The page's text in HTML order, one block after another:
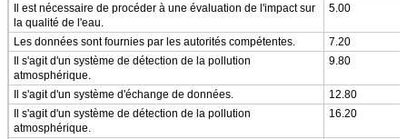
Il est nécessaire de procéder à une évaluation de l'impact sur
la qualité de l'eau.
5.00
Les données sont fournies par les autorités compétentes.
7.20
Il s'agit d'un système de détection de la pollution
atmosphérique.
9.80
Il s'agit d'un système d'échange de données.
12.80
Il s'agit d'un système de détection de la pollution
atmosphérique.
16.20